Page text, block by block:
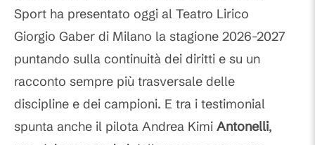
Sport ha presentato oggi al Teatro Lirico
Giorgio Gaber di Milano la stagione 2026-2027
puntando sulla continuità dei diritti e su un
racconto sempre più trasversale delle
discipline e dei campioni. E tra i testimonial
spunta anche il pilota Andrea Kimi Antonelli,